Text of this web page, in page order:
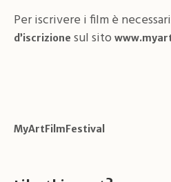
Per iscrivere i film è
d’iscrizione sul sito
MyArtFilmFestival